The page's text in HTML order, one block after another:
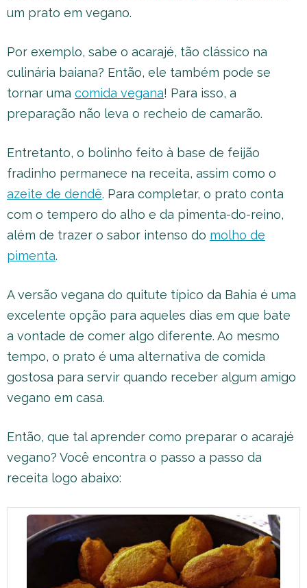
um prato em vegano.
Por exemplo, sabe o acarajé, tão clássico na
culinária baiana? Então, ele também pode se
tornar uma comida vegana! Para isso, a
preparação não leva o recheio de camarão.
Entretanto, o bolinho feito à base de feijão
fradinho permanece na receita, assim como o
azeite de dendê. Para completar, o prato conta
com o tempero do alho e da pimenta-do-reino,
além de trazer o sabor intenso do molho de
pimenta.
A versão vegana do quitute típico da Bahia é uma
excelente opção para aqueles dias em que bate
a vontade de comer algo diferente. Ao mesmo
tempo, o prato é uma alternativa de comida
gostosa para servir quando receber algum amigo
vegano em casa.
Então, que tal aprender como preparar o acarajé
vegano? Você encontra o passo a passo da
receita logo abaixo: